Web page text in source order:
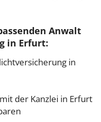
Anwalt
in Erfurt:
in
der Kanzlei in Erfurt